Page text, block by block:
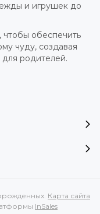
и игрушек до
обеспечить
чуду, создавая
родителей.
Карта сайта
InSales